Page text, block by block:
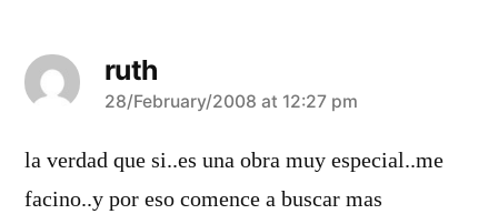
ruth
says:
28/February/2008 at 12:27 pm
la verdad que si..es una obra muy especial..me
facino..y por eso comence a buscar mas